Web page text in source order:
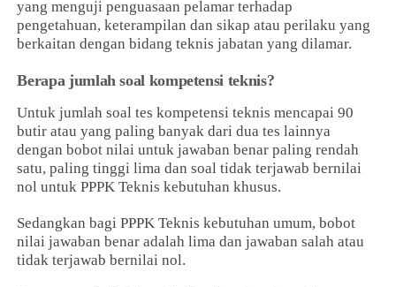
yang menguji penguasaan pelamar terhadap
pengetahuan, keterampilan dan sikap atau perilaku yang
berkaitan dengan bidang teknis jabatan yang dilamar.
Berapa jumlah soal kompetensi teknis?
Untuk jumlah soal tes kompetensi teknis mencapai 90
butir atau yang paling banyak dari dua tes lainnya
dengan bobot nilai untuk jawaban benar paling rendah
satu, paling tinggi lima dan soal tidak terjawab bernilai
nol untuk PPPK Teknis kebutuhan khusus.
Sedangkan bagi PPPK Teknis kebutuhan umum, bobot
nilai jawaban benar adalah lima dan jawaban salah atau
tidak terjawab bernilai nol.